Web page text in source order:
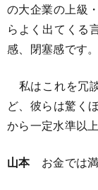
の大企業の上級
らよく出てくる
感、閉塞感です。
私はこれを冗
ど、彼らは驚く
から一定水準以
山本お金では満